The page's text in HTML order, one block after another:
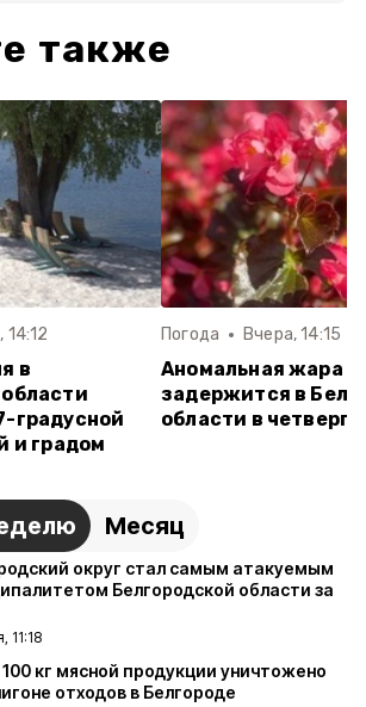
также
14:12
в
градусной
и градом
Погода Вчера, 14:15
Аномальная жара
задержится в
области в четверг
Месяц
округ стал самым атакуемым
Белгородской области за
11:18
кг мясной продукции уничтожено
отходов в Белгороде